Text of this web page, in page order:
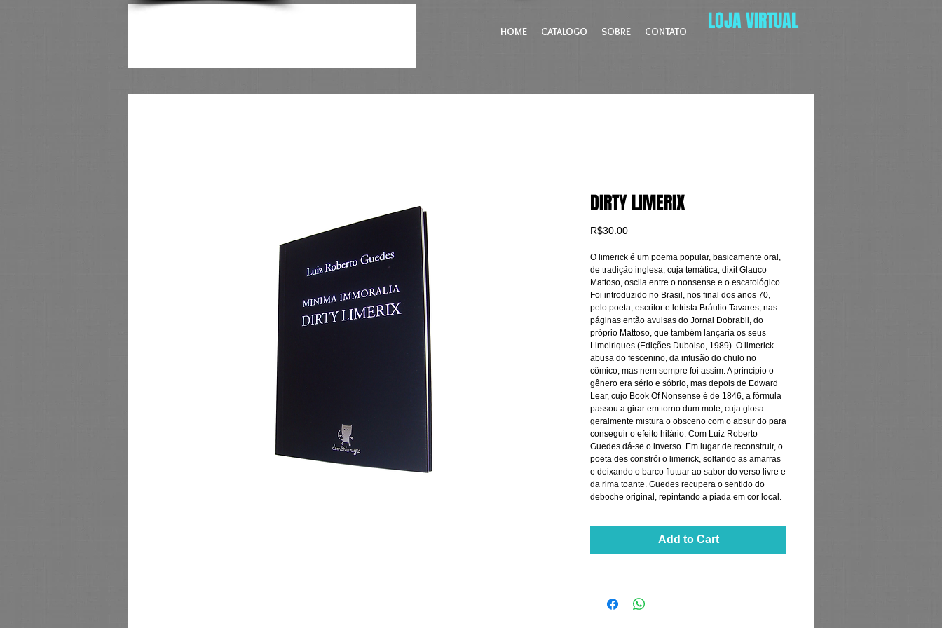
HOME CATALOGO SOBRE CONTATO LOJA VIRTUAL
DIRTY LIMERIX
R$30.00Price
O limerick é um poema popular, basicamente oral,
de tradição inglesa, cuja temática, dixit Glauco
Mattoso, oscila entre o nonsense e o escatológico.
Foi introduzido no Brasil, nos final dos anos 70,
pelo poeta, escritor e letrista Bráulio Tavares, nas
páginas então avulsas do Jornal Dobrabil, do
próprio Mattoso, que também lançaria os seus
Limeiriques (Edições Dubolso, 1989). O limerick
abusa do fescenino, da infusão do chulo no
cômico, mas nem sempre foi assim. A princípio o
gênero era sério e sóbrio, mas depois de Edward
Lear, cujo Book Of Nonsense é de 1846, a fórmula
passou a girar em torno dum mote, cuja glosa
geralmente mistura o obsceno com o absur do para
conseguir o efeito hilário. Com Luiz Roberto
Guedes dá-se o inverso. Em lugar de reconstruir, o
poeta des constrói o limerick, soltando as amarras
e deixando o barco flutuar ao sabor do verso livre e
da rima toante. Guedes recupera o sentido do
deboche original, repintando a piada em cor local.
Add to Cart